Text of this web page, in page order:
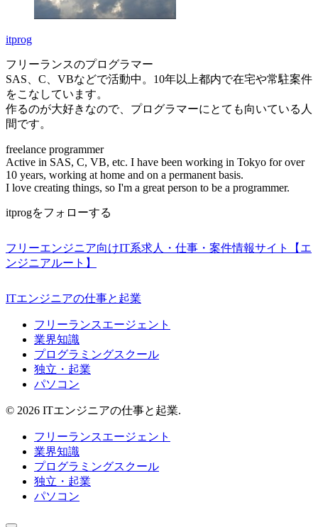
itprog
フリーランスのプログラマー
SAS、C、VBなどで活動中。10年以上都内で在宅や常駐案件
をこなしています。
作るのが大好きなので、プログラマーにとても向いている人
間です。
freelance programmer
Active in SAS, C, VB, etc. I have been working in Tokyo for over
10 years, working at home and on a permanent basis.
I love creating things, so I'm a great person to be a programmer.
itprogをフォローする
フリーエンジニア向けIT系求人・仕事・案件情報サイト【エ
ンジニアルート】
ITエンジニアの仕事と起業
フリーランスエージェント
業界知識
プログラミングスクール
独立・起業
パソコン
© 2026 ITエンジニアの仕事と起業.
フリーランスエージェント
業界知識
プログラミングスクール
独立・起業
パソコン